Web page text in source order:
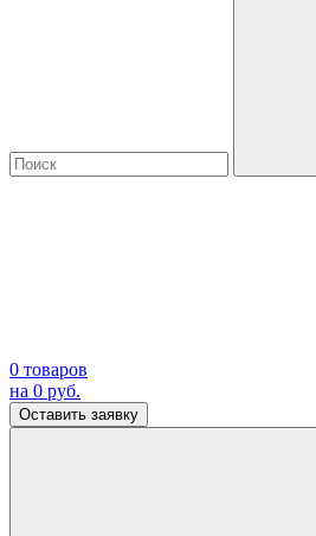
0 товаров
на 0 руб.
Оставить заявку